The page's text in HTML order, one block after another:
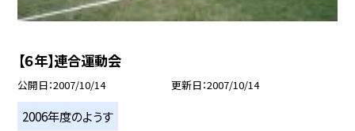
【６年】連合運動会
公開日 2007/10/14 更新日 2007/10/14
2006年度のようす